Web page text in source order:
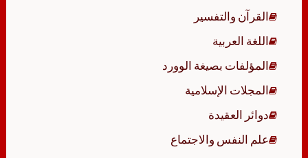
القرآن والتفسير
اللغة العربية
المؤلفات بصيغة الوورد
المجلات الإسلامية
دوائر العقيدة
علم النفس والاجتماع